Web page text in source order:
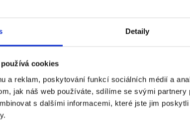
Detaily
cookies
a reklam, poskytování funkcí sociálních médií a
jak náš web používáte, sdílíme se svými
s dalšími informacemi, které jste jim
Pride
z. s.
z.s
pro rovnoprávnost, uznání a diverzitu z.s.
ART, z.s.